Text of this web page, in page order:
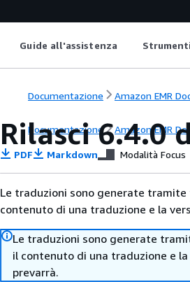
Guide all'assistenza
Documentazione Amazon EMR
Documentazione Amazon EMR
Rilasci 6.4.0
PDF Markdown Modalità Focus
Le traduzioni sono generate
contenuto di una traduzione e la
Le traduzioni sono generate
il contenuto di una traduzione e
prevarrà.